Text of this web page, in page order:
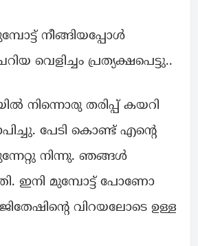
നീങ്ങിയപ്പോൾ
വെളിച്ചം പ്രത്യക്ഷപെട്ടു..
നിന്നൊരു തരിപ്പ് കയറി
പേടി കൊണ്ട് എന്റെ
നിന്നു. ഞങ്ങൾ
ഇനി മുമ്പോട്ട് പോണോ
വിറയലോടെ ഉള്ള